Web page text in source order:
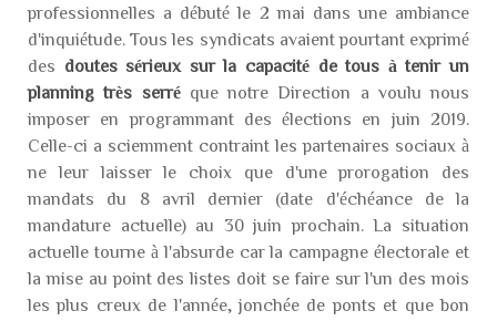
professionnelles a débuté le 2 mai dans une ambiance
d'inquiétude. Tous les syndicats avaient pourtant exprimé
des doutes sérieux sur la capacité de tous à tenir un
planning très serréque notre Direction a voulu nous
imposer en programmant des élections en juin 2019.
Celle-ci a sciemment contraint les partenaires sociaux à
ne leur laisser le choix que d'une prorogation des
mandats du 8 avril dernier (date d'échéance de la
mandature actuelle) au 30 juin prochain. La situation
actuelle tourne à l'absurde car la campagne électorale et
la mise au point des listes doit se faire sur l'un des mois
les plus creux de l'année, jonchée de ponts et que bon